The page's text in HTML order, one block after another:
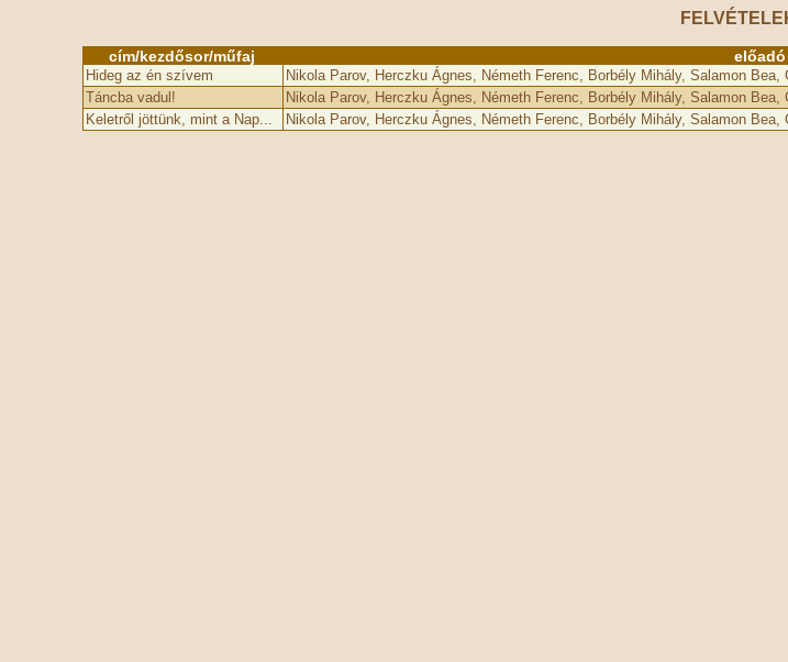
cím/kezdősor/műfaj előadó
Hideg az én szívem Nikola Parov, Herczku Ágnes, Németh Ferenc, Borbély Mihály, Salamon
Táncba vadul!
Nikola Parov, Herczku Ágnes, Németh Ferenc, Borbély Mihály, Salamon
Keletről jöttünk, mint a Nap...
Nikola Parov, Herczku Ágnes, Németh Ferenc, Borbély Mihály, Salamon